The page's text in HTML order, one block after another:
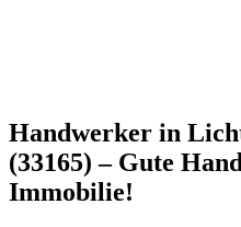
Handwerker in
(33165) – Gute
Immobilie!